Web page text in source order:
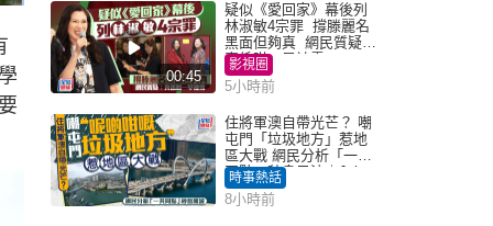
00:45
疑似《愛回家》幕後列
林淑敏4宗罪 撐滕麗名
黑面但夠真 網民質疑：
真係咁一早被雪
影視圈
5小時前
住將軍澳自帶光芒？ 嘲
屯門「垃圾地方」惹地
區大戰 網民分析「一共
同點」秒息風波｜Juicy
叮
時事熱話
8小時前